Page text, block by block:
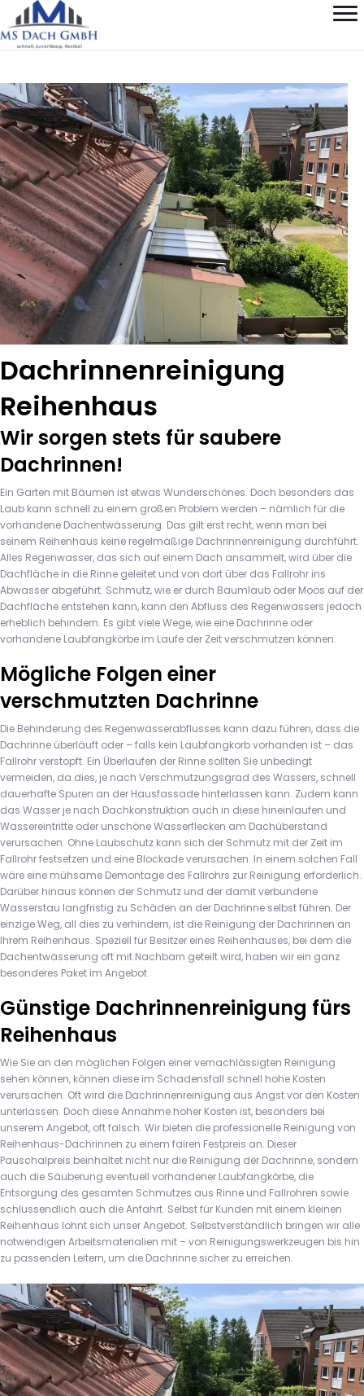
Dachrinnenreinigung
Reihenhaus
Wir sorgen stets für saubere
Dachrinnen!
Ein Garten mit Bäumen ist etwas Wunderschönes. Doch besonders das
Laub kann schnell zu einem großen Problem werden – nämlich für die
vorhandene Dachentwässerung. Das gilt erst recht, wenn man bei
seinem Reihenhaus keine regelmäßige Dachrinnenreinigung durchführt.
Alles Regenwasser, das sich auf einem Dach ansammelt, wird über die
Dachfläche in die Rinne geleitet und von dort über das Fallrohr ins
Abwasser abgeführt. Schmutz, wie er durch Baumlaub oder Moos auf der
Dachfläche entstehen kann, kann den Abfluss des Regenwassers jedoch
erheblich behindern. Es gibt viele Wege, wie eine Dachrinne oder
vorhandene Laubfangkörbe im Laufe der Zeit verschmutzen können.
Mögliche Folgen einer
verschmutzten Dachrinne
Die Behinderung des Regenwasserabflusses kann dazu führen, dass die
Dachrinne überläuft oder – falls kein Laubfangkorb vorhanden ist – das
Fallrohr verstopft. Ein Überlaufen der Rinne sollten Sie unbedingt
vermeiden, da dies, je nach Verschmutzungsgrad des Wassers, schnell
dauerhafte Spuren an der Hausfassade hinterlassen kann. Zudem kann
das Wasser je nach Dachkonstruktion auch in diese hineinlaufen und
Wassereintritte oder unschöne Wasserflecken am Dachüberstand
verursachen. Ohne Laubschutz kann sich der Schmutz mit der Zeit im
Fallrohr festsetzen und eine Blockade verursachen. In einem solchen Fall
wäre eine mühsame Demontage des Fallrohrs zur Reinigung erforderlich.
Darüber hinaus können der Schmutz und der damit verbundene
Wasserstau langfristig zu Schäden an der Dachrinne selbst führen. Der
einzige Weg, all dies zu verhindern, ist die Reinigung der Dachrinnen an
Ihrem Reihenhaus. Speziell für Besitzer eines Reihenhauses, bei dem die
Dachentwässerung oft mit Nachbarn geteilt wird, haben wir ein ganz
besonderes Paket im Angebot.
Günstige Dachrinnenreinigung fürs
Reihenhaus
Wie Sie an den möglichen Folgen einer vernachlässigten Reinigung
sehen können, können diese im Schadensfall schnell hohe Kosten
verursachen. Oft wird die Dachrinnenreinigung aus Angst vor den Kosten
unterlassen. Doch diese Annahme hoher Kosten ist, besonders bei
unserem Angebot, oft falsch. Wir bieten die professionelle Reinigung von
Reihenhaus-Dachrinnen zu einem fairen Festpreis an. Dieser
Pauschalpreis beinhaltet nicht nur die Reinigung der Dachrinne, sondern
auch die Säuberung eventuell vorhandener Laubfangkörbe, die
Entsorgung des gesamten Schmutzes aus Rinne und Fallrohren sowie
schlussendlich auch die Anfahrt. Selbst für Kunden mit einem kleinen
Reihenhaus lohnt sich unser Angebot. Selbstverständlich bringen wir alle
notwendigen Arbeitsmaterialien mit – von Reinigungswerkzeugen bis hin
zu passenden Leitern, um die Dachrinne sicher zu erreichen.